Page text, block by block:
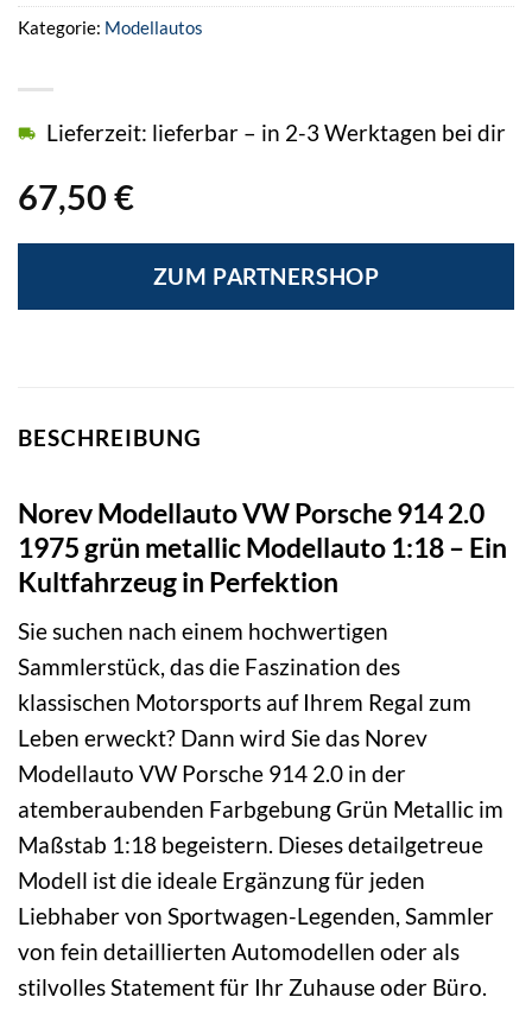
67,50 €
Lieferzeit: lieferbar – in 2-3 Werktagen bei dir
ZUM PARTNERSHOP
Kategorie: Modellautos
BESCHREIBUNG
Norev Modellauto VW Porsche 914 2.0
1975 grün metallic Modellauto 1:18 – Ein
Kultfahrzeug in Perfektion
Sie suchen nach einem hochwertigen
Sammlerstück, das die Faszination des
klassischen Motorsports auf Ihrem Regal zum
Leben erweckt? Dann wird Sie das Norev
Modellauto VW Porsche 914 2.0 in der
atemberaubenden Farbgebung Grün Metallic im
Maßstab 1:18 begeistern. Dieses detailgetreue
Modell ist die ideale Ergänzung für jeden
Liebhaber von Sportwagen-Legenden, Sammler
von fein detaillierten Automodellen oder als
stilvolles Statement für Ihr Zuhause oder Büro.